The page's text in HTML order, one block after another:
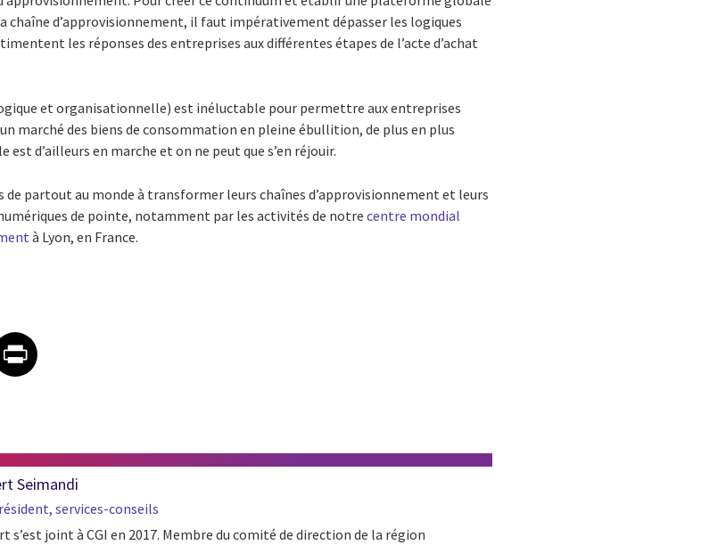
chaîne d’approvisionnement, il faut impérativement dépasser les logiques
les réponses des entreprises aux différentes étapes de l’acte d’achat
et organisationnelle) est inéluctable pour permettre aux entreprises
marché des biens de consommation en pleine ébullition, de plus en plus
est d’ailleurs en marche et on ne peut que s’en réjouir.
de partout au monde à transformer leurs chaînes d’approvisionnement et leurs
de pointe, notamment par les activités de notrecentre mondial
à Lyon, en France.
Xon Facebook
article on Email
article on Print
Seimandi
services-conseils
s’est joint à CGI en 2017. Membre du comité de direction de la région